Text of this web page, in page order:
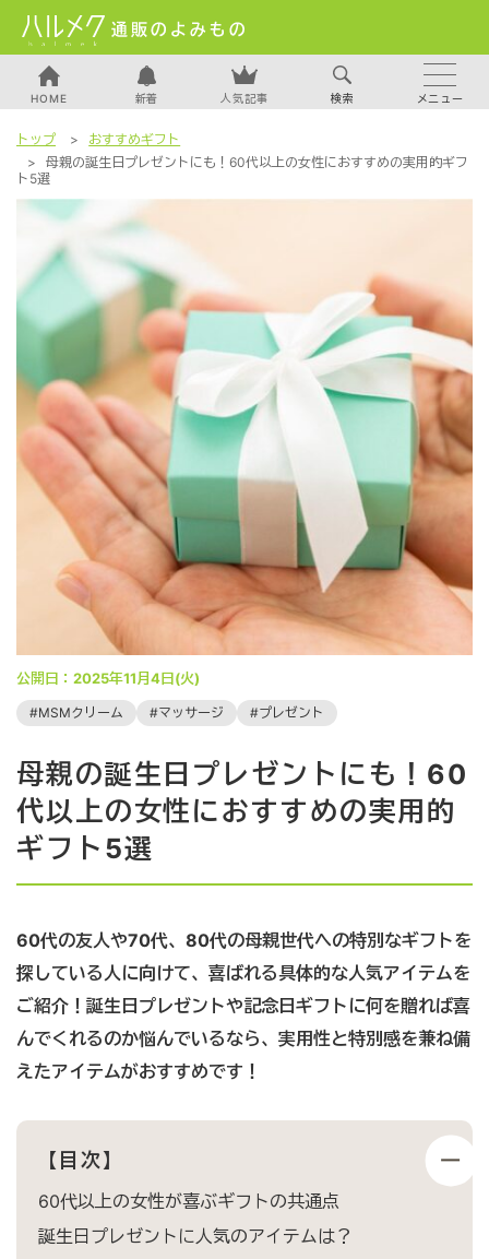
content
HOME 新着 人気記事 検索
TOP
新着・おすすめ
開発STORY
美容・健康情報
大人の着こなし解決帖
食の楽しみ
おすすめギフト
編集部の愛用品
【体験談】私の「買ってよかった！」
片付け・掃除術
新商品を試してみた！
ハルメク通販サイト
トップ
おすすめギフト
母親の誕生日プレゼントにも！60代以上の女性におすすめの実用的ギフ
ト5選
公開日： 2025年11月4日(火)
MSMクリーム マッサージ プレゼント
母親の誕生日プレゼントにも！60
代以上の女性におすすめの実用的
ギフト5選
60代の友人や70代、80代の母親世代への特別なギフトを
探している人に向けて、喜ばれる具体的な人気アイテムを
ご紹介！誕生日プレゼントや記念日ギフトに何を贈れば喜
んでくれるのか悩んでいるなら、実用性と特別感を兼ね備
えたアイテムがおすすめです！
【目次】
60代以上の女性が喜ぶギフトの共通点
誕生日プレゼントに人気のアイテムは？